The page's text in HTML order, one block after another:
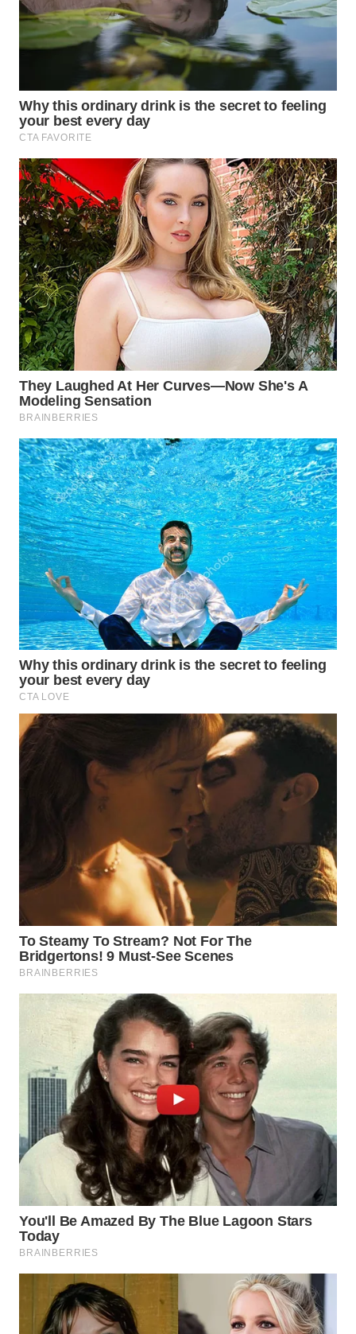
WN
DANAU
TOBA
NIAS
WN
LANGKAT
WN
TAPANULI
SELATAN
WN
TANJUNG
LESUNG
WN
KARO
WN
WN
LABUHANBATU
WN
TAPANULI
TENGAH
WN DELI
SERDANG
WN
TEBING
TINGGI
PAKPAK
KARAWANG
WN
BEKASI
BOGOR
WN
DEPOK
WN
TAPANULI
UTARA
WN
SAMOSIR
PADANG
LAWAS
WN
SUMEDANG
WN
CIANJUR